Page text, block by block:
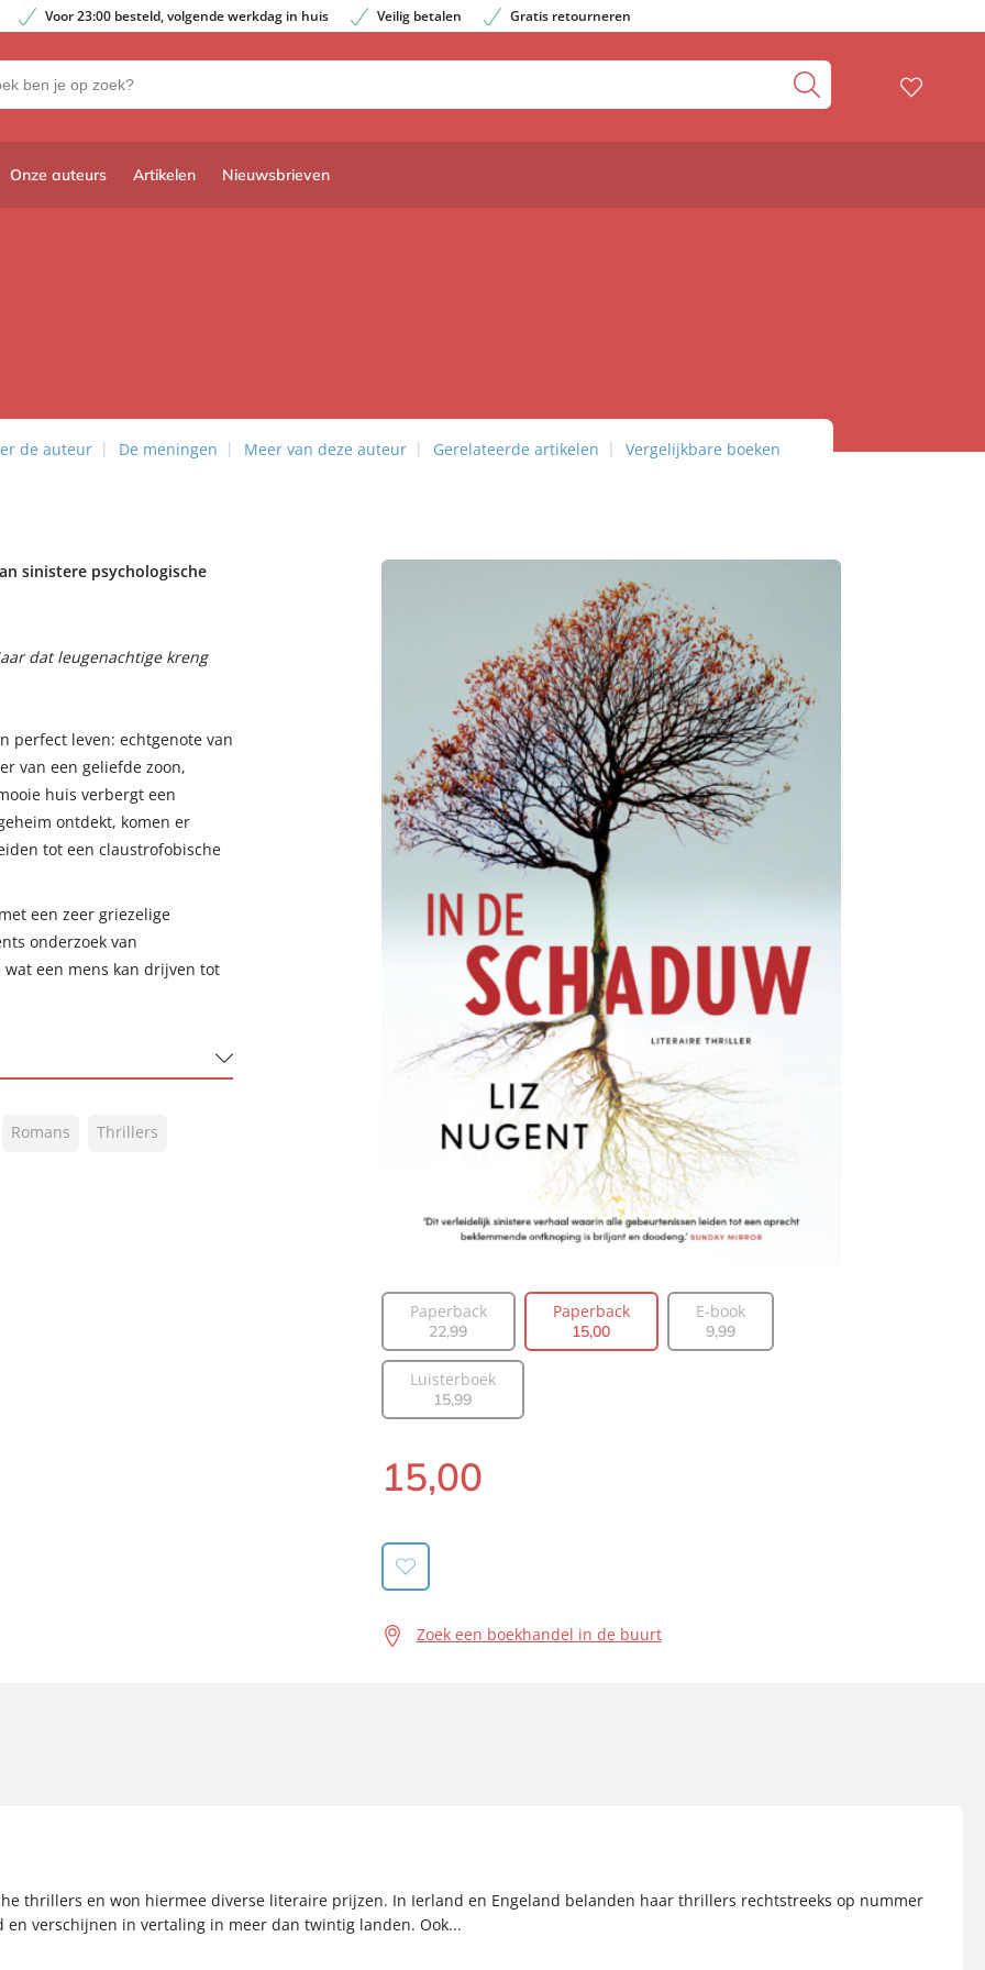
Voor 23:00 besteld, volgende werkdag in huis Veilig betalen Gratis retourneren
Onze auteurs Artikelen Nieuwsbrieven
de auteur De meningen Meer van deze auteur Gerelateerde artikelen Vergelijkbare boeken
sinistere psychologische
dat leugenachtige kreng
perfect leven: echtgenote van
van een geliefde zoon,
huis verbergt een
ontdekt, komen er
tot een claustrofobische
een zeer griezelige
onderzoek van
een mens kan drijven tot
Romans
Thrillers
Paperback
22,99
Paperback
15,00
E-book
9,99
Luisterboek
15,99
Paperback:
15,00
Zoek een boekhandel in de buurt
thrillers en won hiermee diverse literaire prijzen. In Ierland en Engeland belanden haar thrillers rechtstreeks op nummer
en verschijnen in vertaling in meer dan twintig landen. Ook...